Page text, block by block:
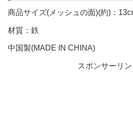
商品サイズ(メッシュの面)(約)：
材質：鉄
中国製(MADE IN CHINA)
スポンサーリン